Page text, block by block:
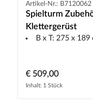
Artikel-Nr.: B7120062
Spielturm
Klettergerüst
B x T: 275 x 189
€ 509,00
Inhalt: 1 Stück